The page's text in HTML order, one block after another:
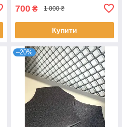
700 ₴ 1 000 ₴
Купити
–20%